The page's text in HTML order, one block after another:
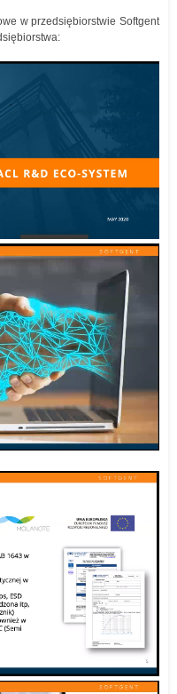
w przedsiębiorstwie Softgent